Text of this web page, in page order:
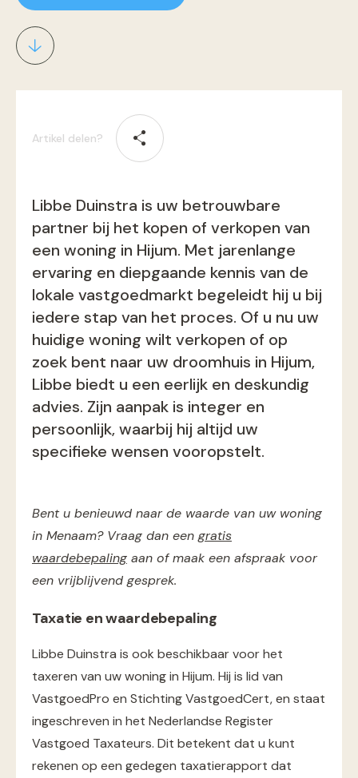
Artikel delen?
Libbe Duinstra is uw betrouwbare
partner bij het kopen of verkopen van
een woning in Hijum. Met jarenlange
ervaring en diepgaande kennis van de
lokale vastgoedmarkt begeleidt hij u bij
iedere stap van het proces. Of u nu uw
huidige woning wilt verkopen of op
zoek bent naar uw droomhuis in Hijum,
Libbe biedt u een eerlijk en deskundig
advies. Zijn aanpak is integer en
persoonlijk, waarbij hij altijd uw
specifieke wensen vooropstelt.
Bent u benieuwd naar de waarde van uw woning
in Menaam? Vraag dan een gratis
waardebepaling aan of maak een afspraak voor
een vrijblijvend gesprek.
Taxatie en waardebepaling
Libbe Duinstra is ook beschikbaar voor het
taxeren van uw woning in Hijum. Hij is lid van
VastgoedPro en Stichting VastgoedCert, en staat
ingeschreven in het Nederlandse Register
Vastgoed Taxateurs. Dit betekent dat u kunt
rekenen op een gedegen taxatierapport dat